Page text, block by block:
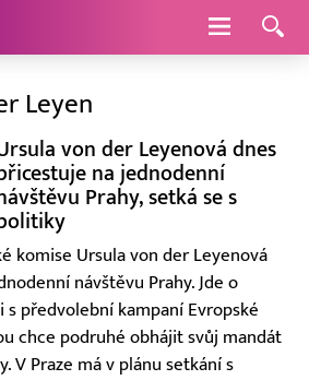
Navigace
Leyen
von der Leyenová dnes
na jednodenní
Prahy, setká se s
komise Ursula von der Leyenová
návštěvu Prahy. Jde o
s předvolební kampaní Evropské
chce podruhé obhájit svůj mandát
V Praze má v plánu setkání s